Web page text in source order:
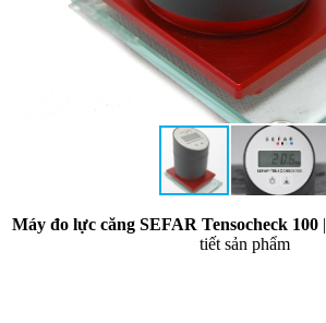
Máy đo lực căng SEFAR Tensocheck 100|
tiết sản phẩm